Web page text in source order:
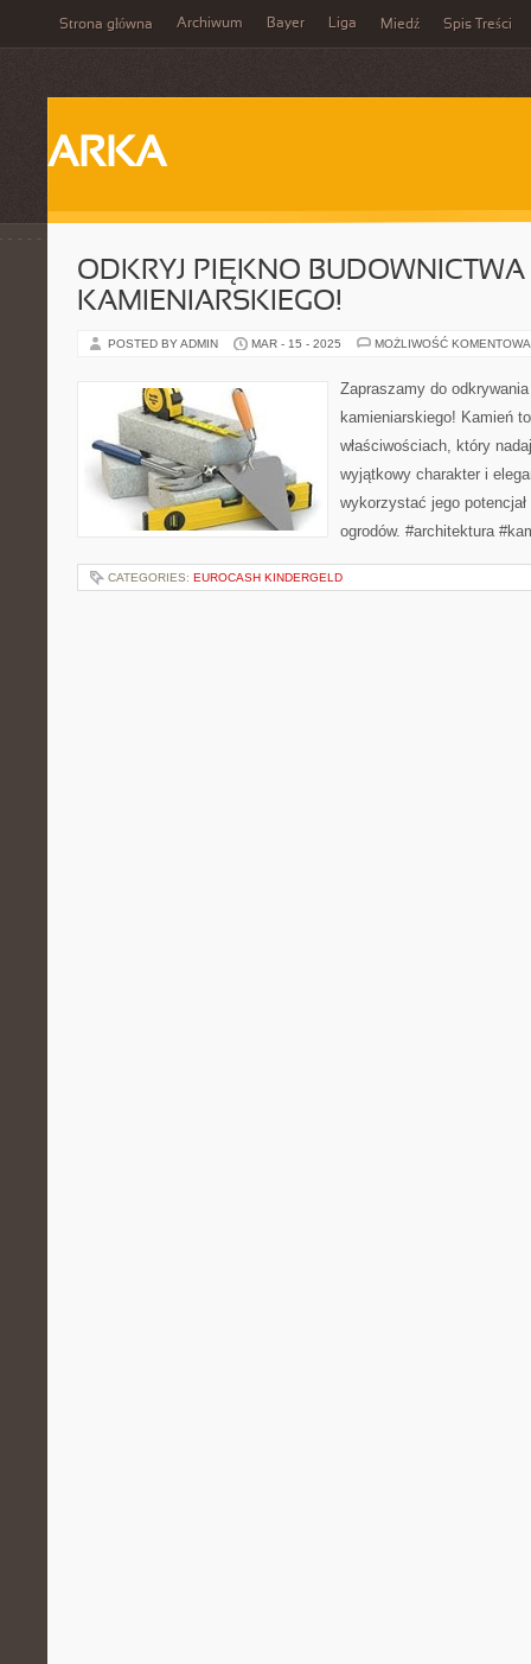
Strona główna Archiwum Bayer Liga Miedź Spis Treści
ARKA
ODKRYJ PIĘKNO BUDOWNICTWA
KAMIENIARSKIEGO!
POSTED BY ADMIN MAR - 15 - 2025 MOŻLIWOŚĆ
Zapraszamy do
kamieniarskiego! Kamień
właściwościach, który
wyjątkowy charakter i
wykorzystać jego
ogrodów. #architektura
CATEGORIES: EUROCASH KINDERGELD